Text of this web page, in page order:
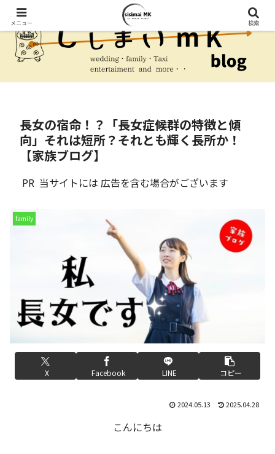
長女の宿命！？「長女症候群の特徴と傾
向」それは短所？それとも輝く長所か！
【家族ブログ】
PR 当サイトには 広告を含む場合がございます
family
X Facebook LINE コピー
2024.05.13 2025.04.28
こんにちは
メニュー 検索